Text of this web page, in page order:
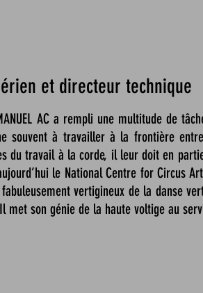
et directeur technique
AC a rempli une multitude de
souvent à travailler à la frontière
du travail à la corde, il leur doit en
le National Centre for Circus
vertigineux de la danse
son génie de la haute voltige au